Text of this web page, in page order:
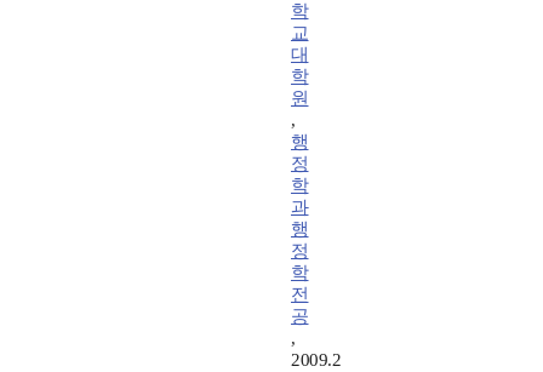
학
교
대
학
원
,
행
정
학
과
행
정
학
전
공
,
2009.2